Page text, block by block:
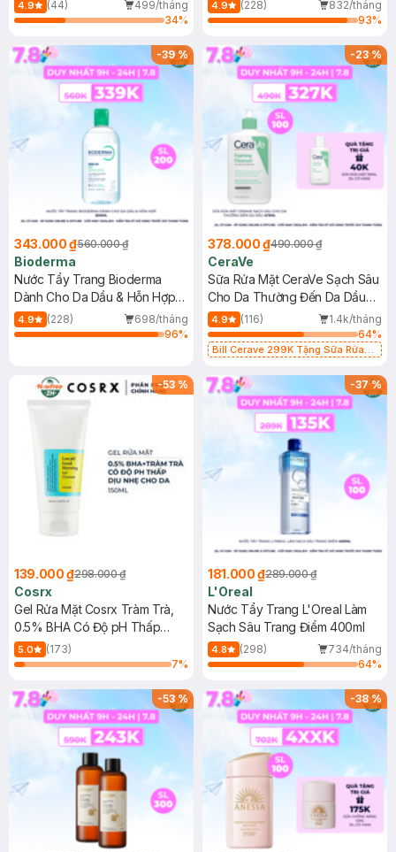
4.9 (44)
499/tháng
34%
4.9 (228)
832/tháng
93%
-39%
343.000 ₫560.000 ₫
Bioderma
Nước Tẩy Trang Bioderma
Dành Cho Da Dầu & Hỗn Hợp
500ml
4.9 (228)
698/tháng
96%
-23%
378.000 ₫490.000 ₫
CeraVe
Sữa Rửa Mặt CeraVe Sạch Sâu
Cho Da Thường Đến Da Dầu
473ml
4.9 (116)
1.4k/tháng
64%
Bill Cerave 299K Tặng Sữa Rửa
-53 %
139.000 ₫298.000 ₫
Cosrx
Gel Rửa Mặt Cosrx Tràm Trà,
0.5% BHA Có Độ pH Thấp
150ml
5.0
(173)
7%
-37%
181.000 ₫289.000 ₫
L'Oreal
Nước Tẩy Trang L'Oreal Làm
Sạch Sâu Trang Điểm 400ml
4.8 (298)
734/tháng
64%
-53% -38%